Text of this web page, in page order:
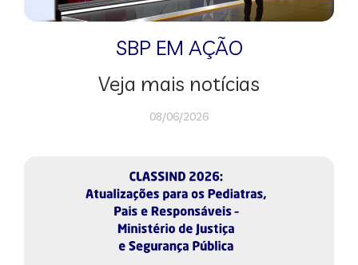
SBP EM AÇÃO
Veja mais notícias
08/06/2026